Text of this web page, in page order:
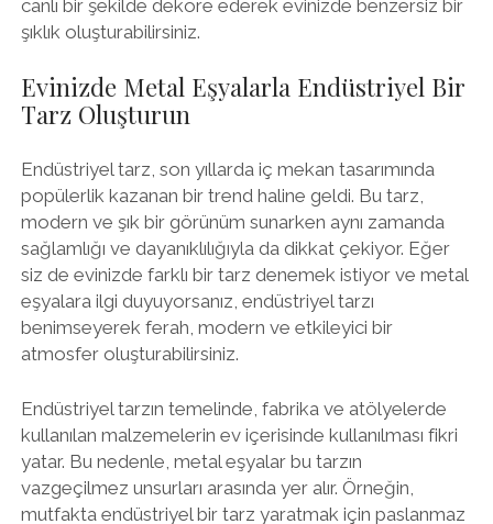
canlı bir şekilde dekore ederek evinizde benzersiz bir
şıklık oluşturabilirsiniz.
Evinizde Metal Eşyalarla Endüstriyel Bir
Tarz Oluşturun
Endüstriyel tarz, son yıllarda iç mekan tasarımında
popülerlik kazanan bir trend haline geldi. Bu tarz,
modern ve şık bir görünüm sunarken aynı zamanda
sağlamlığı ve dayanıklılığıyla da dikkat çekiyor. Eğer
siz de evinizde farklı bir tarz denemek istiyor ve metal
eşyalara ilgi duyuyorsanız, endüstriyel tarzı
benimseyerek ferah, modern ve etkileyici bir
atmosfer oluşturabilirsiniz.
Endüstriyel tarzın temelinde, fabrika ve atölyelerde
kullanılan malzemelerin ev içerisinde kullanılması fikri
yatar. Bu nedenle, metal eşyalar bu tarzın
vazgeçilmez unsurları arasında yer alır. Örneğin,
mutfakta endüstriyel bir tarz yaratmak için paslanmaz